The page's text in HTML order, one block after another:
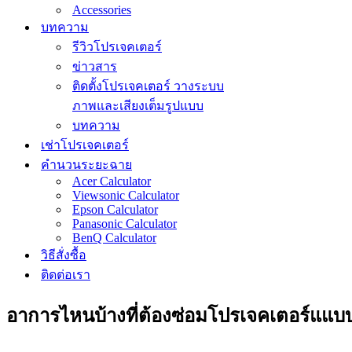
Accessories
บทความ
รีวิวโปรเจคเตอร์
ข่าวสาร
ติดตั้งโปรเจคเตอร์ วางระบบ
ภาพและเสียงเต็มรูปแบบ
บทความ
เช่าโปรเจคเตอร์
คำนวนระยะฉาย
Acer Calculator
Viewsonic Calculator
Epson Calculator
Panasonic Calculator
BenQ Calculator
วิธีสั่งซื้อ
ติดต่อเรา
อาการไหนบ้างที่ต้องซ่อมโปรเจคเตอร์แแบ